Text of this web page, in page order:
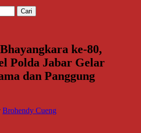
ke-80,
Polda Jabar Gelar
dan Panggung
Brohendy Cueng